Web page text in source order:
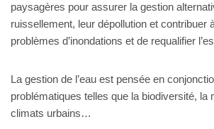
paysagères pour assurer la gestion
ruissellement, leur dépollution et contribuer
problèmes d’inondations et de requalifier
La gestion de l’eau est pensée en
problématiques telles que la biodiversité, la
climats urbains…